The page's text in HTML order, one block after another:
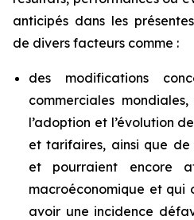
anticipés dans les
de divers facteurs comme :
des modifications
commerciales
l’adoption et l’évolution
et tarifaires, ainsi que
et pourraient encore
macroéconomique et qui
avoir une incidence